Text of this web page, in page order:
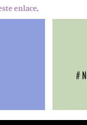
enlace.
#